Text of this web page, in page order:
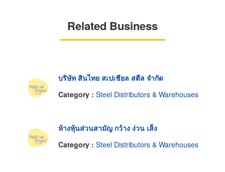
Related Business
บริษัท สินไทย สเปเชียล สตีล จำกัด
Category : Steel Distributors & Warehouses
ห้างหุ้นส่วนสามัญ กว้าง ง่วน เส็ง
Category : Steel Distributors & Warehouses